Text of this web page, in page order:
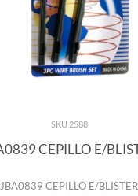
SKU 2588
CEPILLO E/
JBA0839 CEPILLO E/